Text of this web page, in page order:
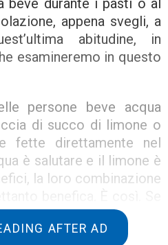
beve durante i pasti o al
appena svegli, a
abitudine, in
esamineremo in questo
persone beve acqua
di succo di limone o
fette direttamente nel
è salutare e il limone è
la loro combinazione
d’acqua con limone al
molti benefici.
AFTER AD